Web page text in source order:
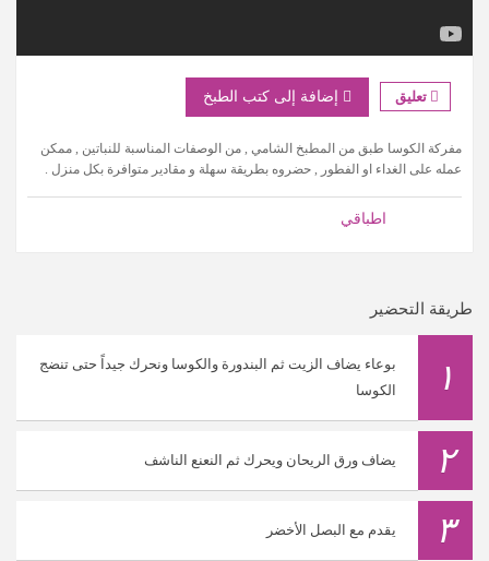
تعليق إضافة إلى كتب الطبخ
مفركة الكوسا طبق من المطبخ الشامي , من الوصفات المناسبة للنباتين , ممكن
عمله على الغداء او الفطور , حضروه بطريقة سهلة و مقادير متوافرة بكل منزل .
اطباقي
طريقة التحضير
١
بوعاء يضاف الزيت ثم البندورة والكوسا ونحرك جيداً حتى تنضج
الكوسا
٢ يضاف ورق الريحان ويحرك ثم النعنع الناشف
٣ يقدم مع البصل الأخضر